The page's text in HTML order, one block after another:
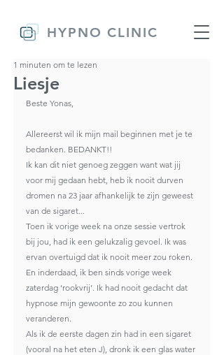
HYPNO CLINIC
Liesje
1 minuten om te lezen
Beste Yonas,
Allereerst wil ik mijn mail beginnen met je te
bedanken. BEDANKT!!
Ik kan dit niet genoeg zeggen want wat jij
voor mij gedaan hebt, heb ik nooit durven
dromen na 23 jaar afhankelijk te zijn geweest
van de sigaret...
Toen ik vorige week na onze sessie vertrok
bij jou, had ik een gelukzalig gevoel. Ik was
ervan overtuigd dat ik nooit meer zou roken.
En inderdaad, ik ben sinds vorige week
zaterdag ‘rookvrij’. Ik had nooit gedacht dat
hypnose mijn gewoonte zo zou kunnen
veranderen.
Als ik de eerste dagen zin had in een sigaret
(vooral na het eten J), dronk ik een glas water